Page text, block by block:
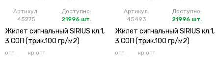
Артикул:
45275
Доступно:
21996 шт.
Жилет сигнальный SIRIUS кл.1,
3 СОП (трик.100 гр/м2)
лимонный
опт кр.опт
Артикул:
45493
Доступно:
21996 шт.
Жилет сигнальный SIRIUS кл.1,
3 СОП (трик.100 гр/м2)
оранжевый
опт кр.опт